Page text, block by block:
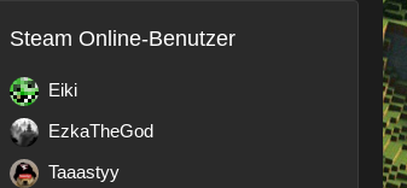
Steam Online-Benutzer
Eiki
EzkaTheGod
Taaastyy